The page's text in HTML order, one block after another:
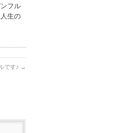
フル
生の
です♪ →